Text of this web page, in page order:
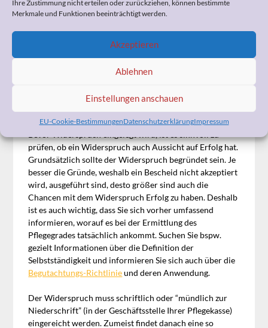
Ihre Zustimmung nicht erteilen oder zurückziehen, können bestimmte
Merkmale und Funktionen beeinträchtigt werden.
Akzeptieren
Ablehnen
Einstellungen anschauen
EU-Cookie-BestimmungenDatenschutzerklärungImpressum
Wie Sie Widerspruch
ist der erste Schritt, wenn der
Unzufriedenheit ausgefallen ist.Denn es besteht
Bescheid Widerspruch einzulegen.
prüfen, ob ein Widerspruch auch Aussicht auf Erfolg hat.
Grundsätzlich sollte der Widerspruch begründet sein. Je
besser die Gründe, weshalb ein Bescheid nicht akzeptiert
wird, ausgeführt sind, desto größer sind auch die
Chancen mit dem Widerspruch Erfolg zu haben. Deshalb
ist es auch wichtig, dass Sie sich vorher umfassend
informieren, worauf es bei der Ermittlung des
Pflegegrades tatsächlich ankommt. Suchen Sie bspw.
gezielt Informationen über die Definition der
Selbstständigkeit und informieren Sie sich auch über die
Begutachtungs-Richtlinieund deren Anwendung.
Der Widerspruch muss schriftlich oder “mündlich zur
Niederschrift” (in der Geschäftsstelle Ihrer Pflegekasse)
eingereicht werden.Zumeist findet danach eine so